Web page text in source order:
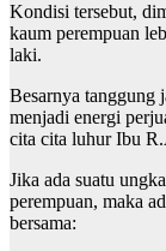
Kondisi tersebut,
kaum perempuan
laki.
Besarnya tanggung
menjadi energi
cita cita luhur Ibu
Jika ada suatu
perempuan, maka
bersama: